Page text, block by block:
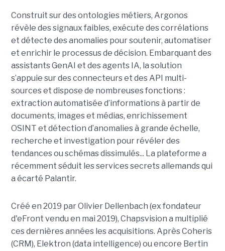
Construit sur des ontologies métiers, Argonos
révèle des signaux faibles, exécute des corrélations
et détecte des anomalies pour soutenir, automatiser
et enrichir le processus de décision. Embarquant des
assistants GenAI et des agents IA, la solution
s’appuie sur des connecteurs et des API multi-
sources et dispose de nombreuses fonctions :
extraction automatisée d’informations à partir de
documents, images et médias, enrichissement
OSINT et détection d’anomalies à grande échelle,
recherche et investigation pour révéler des
tendances ou schémas dissimulés... La plateforme a
récemment séduit les services secrets allemands qui
a écarté Palantir.
Créé en 2019 par Olivier Dellenbach (ex fondateur
d'eFront vendu en mai 2019), Chapsvision a multiplié
ces dernières années les acquisitions. Après Coheris
(CRM), Elektron (data intelligence) ou encore Bertin